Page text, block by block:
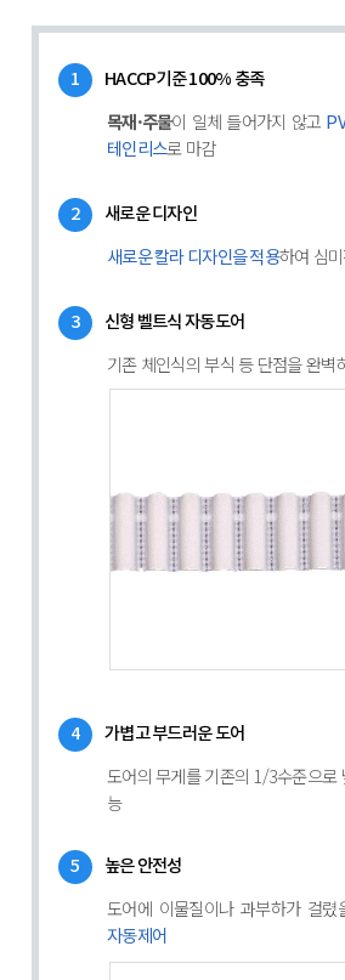
1 HACCP기준 100% 충족
목재·주물이 일체 들어가지 않고
테인리스로 마감
2 새로운 디자인
새로운 칼라 디자인을 적용하여 심
3 신형 벨트식 자동도어
기존 체인식의 부식 등 단점을 완벽
4 가볍고 부드러운 도어
도어의 무게를 기존의 1/3수준으로
능
5 높은 안전성
도어에 이물질이나 과부하가 걸
자동제어